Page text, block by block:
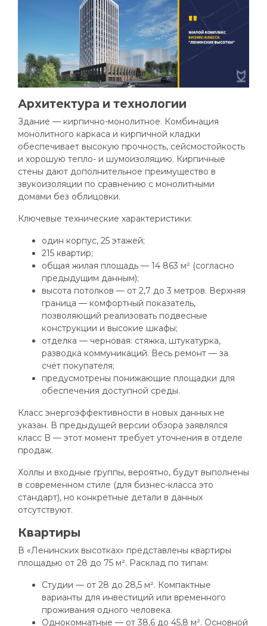
Архитектура и технологии
Здание — кирпично-монолитное. Комбинация
монолитного каркаса и кирпичной кладки
обеспечивает высокую прочность, сейсмостойкость
и хорошую тепло- и шумоизоляцию. Кирпичные
стены дают дополнительное преимущество в
звукоизоляции по сравнению с монолитными
домами без облицовки.
Ключевые технические характеристики:
один корпус, 25 этажей;
215 квартир;
общая жилая площадь — 14 863 м² (согласно
предыдущим данным);
высота потолков — от 2,7 до 3 метров. Верхняя
граница — комфортный показатель,
позволяющий реализовать подвесные
конструкции и высокие шкафы;
отделка — черновая: стяжка, штукатурка,
разводка коммуникаций. Весь ремонт — за
счёт покупателя;
предусмотрены понижающие площадки для
обеспечения доступной среды.
Класс энергоэффективности в новых данных не
указан. В предыдущей версии обзора заявлялся
класс B — этот момент требует уточнения в отделе
продаж.
Холлы и входные группы, вероятно, будут выполнены
в современном стиле (для бизнес-класса это
стандарт), но конкретные детали в данных
отсутствуют.
Квартиры
В «Ленинских высотках» представлены квартиры
площадью от 28 до 75 м². Расклад по типам:
Студии — от 28 до 28,5 м². Компактные
варианты для инвестиций или временного
проживания одного человека.
Однокомнатные — от 38,6 до 45,8 м². Основной